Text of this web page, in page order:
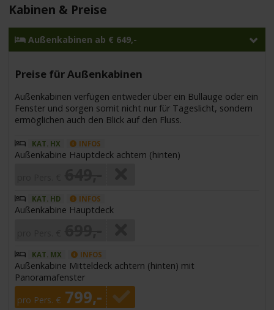
Kabinen & Preise
Außenkabinen ab € 649,-
Preise für Außenkabinen
Außenkabinen verfügen entweder über ein Bullauge oder ein
Fenster und sorgen somit nicht nur für Tageslicht, sondern
ermöglichen auch den Blick auf den Fluss.
KAT. HX INFOS
Außenkabine Hauptdeck achtern (hinten)
KAT. HD INFOS
Außenkabine Hauptdeck
KAT. MX INFOS
Außenkabine Mitteldeck achtern (hinten) mit
Panoramafenster
pro Pers. € 799,-